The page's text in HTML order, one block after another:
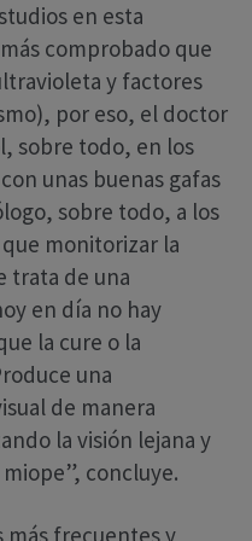
en esta
comprobado que
y factores
por eso, el doctor
sobre todo, en los
unas buenas gafas
sobre todo, a los
monitorizar la
trata de una
en día no hay
la cure o la
una
de manera
la visión lejana y
concluye.